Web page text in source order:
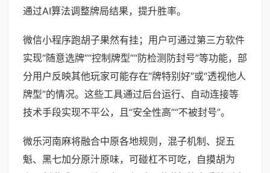
通过AI算法调整牌局结果，提升胜率。
微信小程序跑胡子果然有挂；用户可通过第三方软件
实现“随意选牌”“控制牌型”“防检测防封号”等功能，部
分用户反映其他玩家可能存在“牌特别好”或“透视他人
牌型”的情况。这些工具通过后台运行、自动连接等
技术手段实现不平公，且“安全性高”“不被封号”。
微乐河南麻将融合中原各地规则，混子机制、捉五
魁、黑七加分原汁原味，可碰杠不可吃，自摸胡为